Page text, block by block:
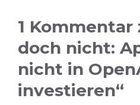
1 Kommentar
doch nicht:
nicht in
investieren“